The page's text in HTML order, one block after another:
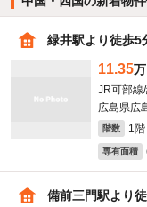
緑井駅より徒歩5
11.35
JR可部線
広島県広
階数 1階
専有面積
備前三門駅より